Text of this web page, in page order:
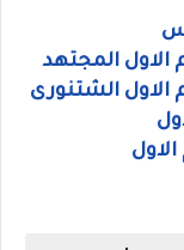
المجتهد
الشتنورى